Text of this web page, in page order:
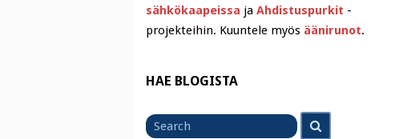
sähkökaapeissa ja Ahdistuspurkit -
projekteihin. Kuuntele myös äänirunot.
HAE BLOGISTA
for